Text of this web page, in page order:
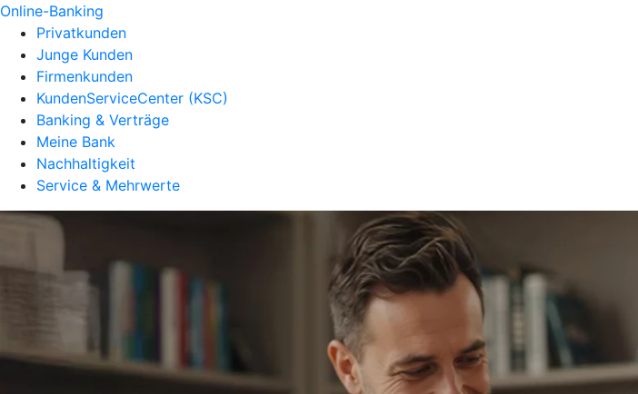
Online-Banking
Privatkunden
Junge Kunden
Firmenkunden
KundenServiceCenter (KSC)
Banking & Verträge
Meine Bank
Nachhaltigkeit
Service & Mehrwerte